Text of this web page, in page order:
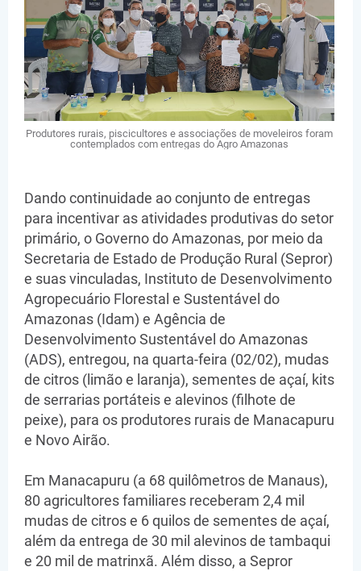
Produtores rurais, piscicultores e associações de moveleiros foram
contemplados com entregas do Agro Amazonas
Dando continuidade ao conjunto de entregas
para incentivar as atividades produtivas do setor
primário, o Governo do Amazonas, por meio da
Secretaria de Estado de Produção Rural (Sepror)
e suas vinculadas, Instituto de Desenvolvimento
Agropecuário Florestal e Sustentável do
Amazonas (Idam) e Agência de
Desenvolvimento Sustentável do Amazonas
(ADS), entregou, na quarta-feira (02/02), mudas
de citros (limão e laranja), sementes de açaí, kits
de serrarias portáteis e alevinos (filhote de
peixe), para os produtores rurais de Manacapuru
e Novo Airão.
Em Manacapuru (a 68 quilômetros de Manaus),
80 agricultores familiares receberam 2,4 mil
mudas de citros e 6 quilos de sementes de açaí,
além da entrega de 30 mil alevinos de tambaqui
e 20 mil de matrinxã. Além disso, a Sepror